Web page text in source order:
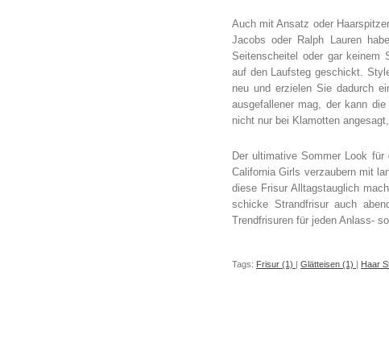
Auch mit Ansatz oder
Jacobs oder Ralph Lauren
Seitenscheitel oder gar keinem
auf den Laufsteg geschickt.
neu und erzielen Sie dadurch
ausgefallener mag, der kann
nicht nur bei Klamotten
Der ultimative Sommer Look
California Girls verzaubern mit
diese Frisur Alltagstauglich
schicke Strandfrisur auch
Trendfrisuren für jeden Anlass-
Tags: Frisur (1) | Glätteisen (1) | Haar